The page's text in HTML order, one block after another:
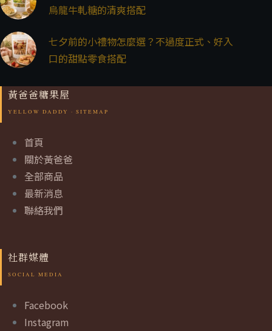
烏龍牛軋糖的清爽搭配
七夕前的小禮物怎麼選？不過度正式、好入
口的甜點零食搭配
黃爸爸糖果屋
首頁
關於黃爸爸
全部商品
最新消息
聯絡我們
社群媒體
Facebook
Instagram